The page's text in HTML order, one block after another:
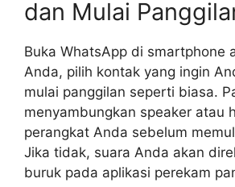
dan Mulai
Buka WhatsApp di smartphone
Anda, pilih kontak yang ingin
mulai panggilan seperti biasa.
menyambungkan speaker atau
perangkat Anda sebelum
Jika tidak, suara Anda akan
buruk pada aplikasi perekam